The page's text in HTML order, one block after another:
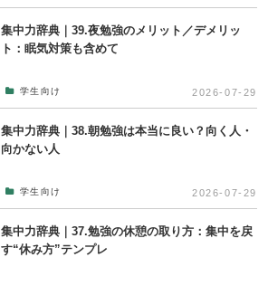
集中力辞典｜39.夜勉強のメリット／デメリッ
ト：眠気対策も含めて
学生向け 2026-07-29
集中力辞典｜38.朝勉強は本当に良い？向く人・
向かない人
学生向け 2026-07-29
集中力辞典｜37.勉強の休憩の取り方：集中を戻
す“休み方”テンプレ